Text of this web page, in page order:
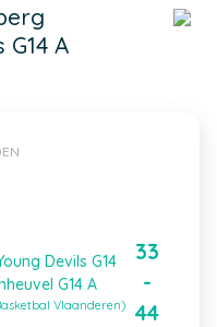
A
Devils G14
G14 A
Vlaanderen)
33
-
44